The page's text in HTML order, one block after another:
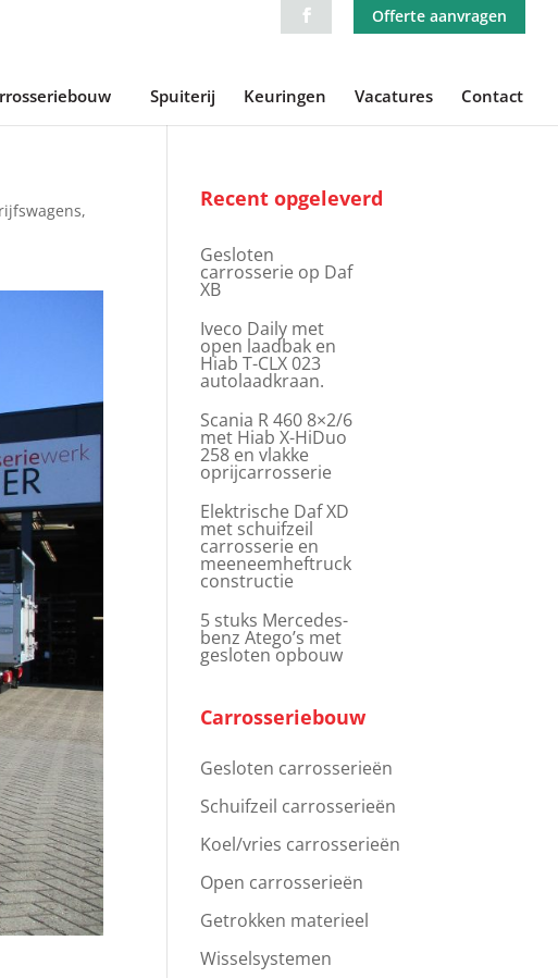
Offerte aanvragen
Spuiterij Keuringen Vacatures Contact
, Recent opgeleverd
Gesloten
carrosserie op Daf
XB
Iveco Daily met
open laadbak en
Hiab T-CLX 023
autolaadkraan.
Scania R 460 8×2/6
met Hiab X-HiDuo
258 en vlakke
oprijcarrosserie
Elektrische Daf XD
met schuifzeil
carrosserie en
meeneemheftruck
constructie
5 stuks Mercedes-
benz Atego’s met
gesloten opbouw
Carrosseriebouw
Gesloten carrosserieën
Schuifzeil carrosserieën
Koel/vries carrosserieën
Open carrosserieën
Getrokken materieel
Wisselsystemen